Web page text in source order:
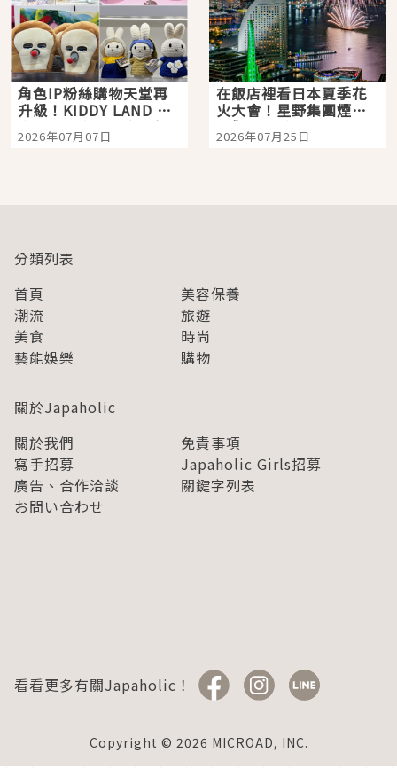
角色IP粉絲購物天堂再
升級！KIDDY LAND 原
宿店吉伊卡哇迎客，新
開幕 OMOKADO 店3分
2026年07月07日
在飯店裡看日本夏季花
火大會！星野集團煙火
景觀飯店6選，讓你不用
人擠人悠閒欣賞
2026年07月25日
分類列表
首頁
美容保養
潮流
旅遊
美食
時尚
藝能娛樂
購物
關於Japaholic
關於我們
免責事項
寫手招募
Japaholic Girls招募
廣告、合作洽談
關鍵字列表
お問い合わせ
看看更多有關Japaholic！
Copyright © 2026 MICROAD, INC.